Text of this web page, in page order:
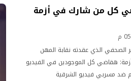
كل من شارك في أزمة
الذي عقدته نقابة المهن
هقاضي كل الموجودين في الفيديو
ضد مسربي فيديو الشرقية